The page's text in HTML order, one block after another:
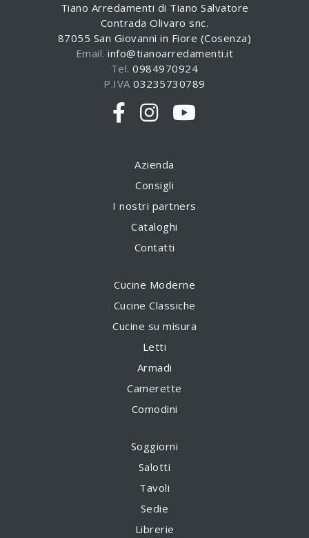
Tiano Arredamenti di Tiano Salvatore
Contrada Olivaro snc.
87055 San Giovanni in Fiore (Cosenza)
Email.info@tianoarredamenti.it
Tel.0984970924
P.IVA03235730789
Azienda
Consigli
I nostri partners
Cataloghi
Contatti
Cucine Moderne
Cucine Classiche
Cucine su misura
Letti
Armadi
Camerette
Comodini
Soggiorni
Salotti
Tavoli
Sedie
Librerie